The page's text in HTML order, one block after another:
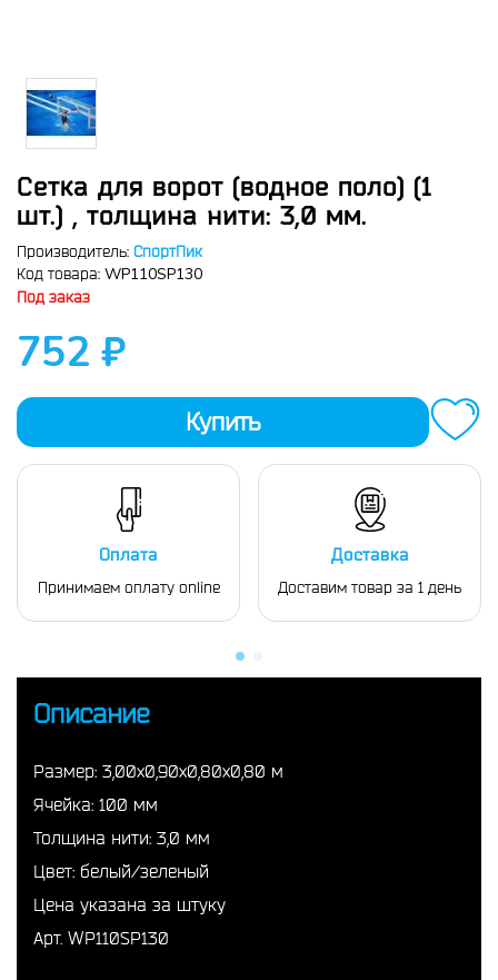
Сетка для ворот (водное поло) (1
шт.) , толщина нити: 3,0 мм.
Производитель: СпортПик
Код товара: WP110SP130
Под заказ
752 ₽
Купить
Оплата
Принимаем оплату online
Доставка
Доставим товар за 1 день
Описание
Размер: 3,00х0,90х0,80х0,80 м
Ячейка: 100 мм
Толщина нити: 3,0 мм
Цвет: белый/зеленый
Цена указана за штуку
Арт. WP110SP130